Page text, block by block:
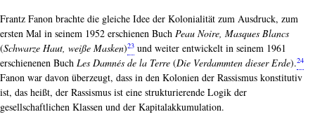
Frantz Fanon brachte die gleiche Idee der Kolonialität zum Ausdruck, zum
ersten Mal in seinem 1952 erschienen Buch Peau Noire, Masques Blancs
(Schwarze Haut, weiße Masken)23 und weiter entwickelt in seinem 1961
erschienenen Buch Les Damnés de la Terre (Die Verdammten dieser Erde).24
Fanon war davon überzeugt, dass in den Kolonien der Rassismus konstitutiv
ist, das heißt, der Rassismus ist eine strukturierende Logik der
gesellschaftlichen Klassen und der Kapitalakkumulation.